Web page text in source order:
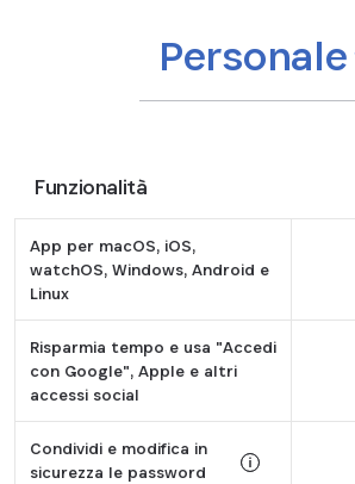
Personale
Funzionalità
App per macOS, iOS,
watchOS, Windows, Android e
Linux
Risparmia tempo e usa "Accedi
con Google", Apple e altri
accessi social
Condividi e modifica in
sicurezza le password